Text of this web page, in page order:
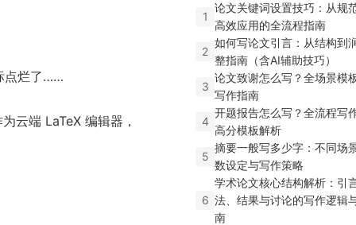
点烂了……
云端 LaTeX 编辑器，
1
论文关键词设置技巧：从规
高效应用的全流程指南
2
如何写论文引言：从结构到
整指南（含AI辅助技巧）
3
论文致谢怎么写？全场景模
写作指南
4
开题报告怎么写？全流程写
高分模板解析
5
摘要一般写多少字：不同场
数设定与写作策略
6
学术论文核心结构解析：引
法、结果与讨论的写作逻辑
南